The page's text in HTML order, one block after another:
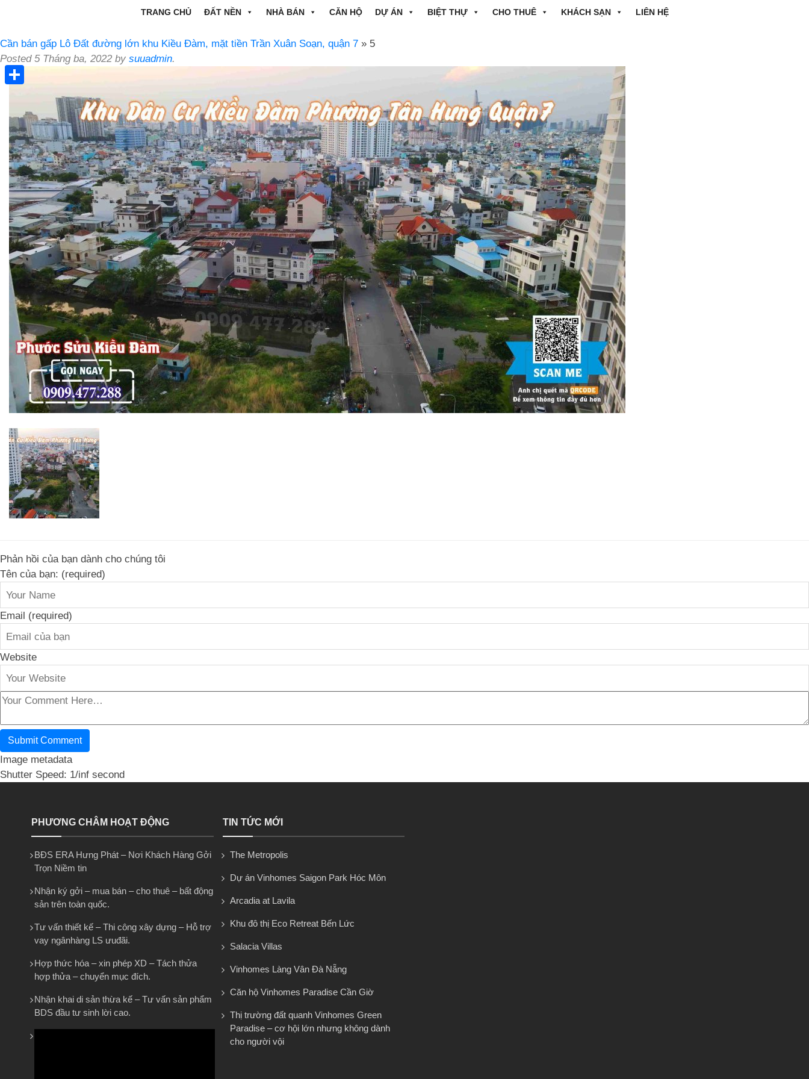
TRANG CHỦ ĐẤT NỀN NHÀ BÁN CĂN HỘ DỰ ÁN BIỆT THỰ CHO THUÊ KHÁCH SẠN LIÊN HỆ
Cần bán gấp Lô Đất đường lớn khu Kiều Đàm, mặt tiền Trần Xuân Soạn, quận 7 » 5
Posted 5 Tháng ba, 2022 by suuadmin.
Phản hồi của bạn dành cho chúng tôi
Tên của bạn: (required)
Email (required)
Website
Image metadata
Shutter Speed: 1/inf second
PHƯƠNG CHÂM HOẠT ĐỘNG
BĐS ERA Hưng Phát – Nơi Khách Hàng Gởi
Trọn Niềm tin
Nhận ký gởi – mua bán – cho thuê – bất động
sản trên toàn quốc.
Tư vấn thiết kế – Thi công xây dựng – Hỗ trợ
vay ngânhàng LS ưuđãi.
Hợp thức hóa – xin phép XD – Tách thửa
hợp thửa – chuyển mục đích.
Nhận khai di sản thừa kế – Tư vấn sản phẩm
BDS đầu tư sinh lời cao.
TIN TỨC MỚI
The Metropolis
Dự án Vinhomes Saigon Park Hóc Môn
Arcadia at Lavila
Khu đô thị Eco Retreat Bến Lức
Salacia Villas
Vinhomes Làng Vân Đà Nẵng
Căn hộ Vinhomes Paradise Cần Giờ
Thị trường đất quanh Vinhomes Green
Paradise – cơ hội lớn nhưng không dành
cho người vội